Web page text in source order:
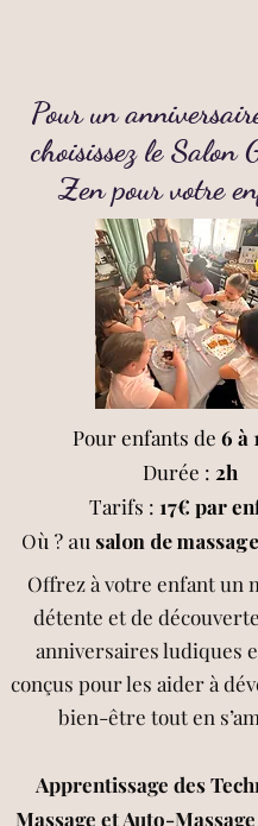
Pour un
choisissez le Salon
Zen pour votre
Pour enfants de 6 à
Durée : 2h
Tarifs : 17€ par
Où ? au salon de
Offrez à votre enfant un
détente et de
anniversaires ludiques
conçus pour les aider à
bien-être tout en
Apprentissage des
Massage et Auto-Massage